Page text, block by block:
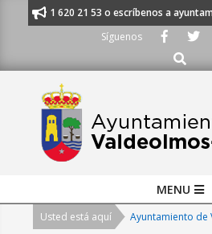
al 91 620 21 53 o escríbenos a
Síguenos
Buscar
Navigation
MENU
Usted está aquí Ayuntamiento